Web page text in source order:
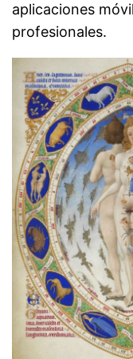
aplicaciones
profesionales.